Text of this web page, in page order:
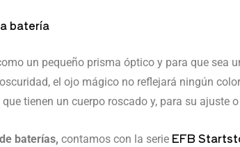
un pequeño prisma óptico y para que sea
el ojo mágico no reflejará ningún
tienen un cuerpo roscado y, para su ajuste
baterías, contamos con la serie EFB